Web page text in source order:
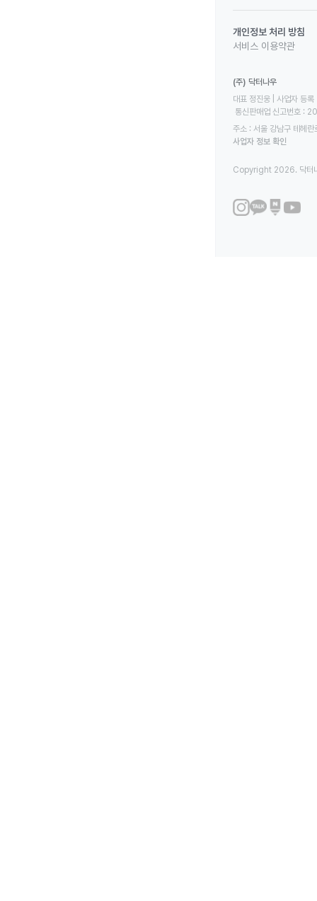
개인정보 처리 방침
서비스 이용약관
(주) 닥터나우
대표 정진웅 | 사업자
통신판매업 신고번호
주소 : 서울 강남구 테헤
사업자 정보 확인
Copyright 2026. 닥터